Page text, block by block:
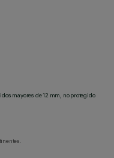
mayores de 12 mm, no protegido